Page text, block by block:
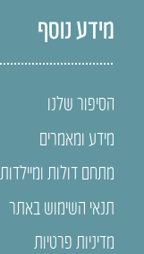
מידע נוסף
הסיפור שלנו
מידע ומאמרים
מתחם דולות ומיילדות
תנאי השימוש באתר
מדיניות פרטיות